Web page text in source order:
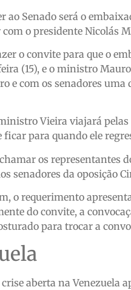
ao Senado será o
o presidente Nicolás
o convite para que o
(15), e o ministro
e com os senadores uma
Vieira viajará
para quando ele
os representantes
senadores da oposição
o requerimento
do convite, a
para trocar a
aberta na Venezuela